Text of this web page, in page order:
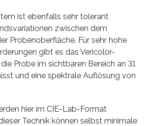
ist ebenfalls sehr tolerant
zwischen dem
Probenoberfläche. Für sehr hohe
gibt es das Vericolor-
Probe im sichtbaren Bereich an 31
und eine spektrale Auflösung von
hier im CIE-Lab-Format
Technik können selbst minimale